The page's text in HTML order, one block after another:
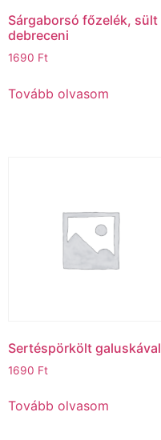
Sárgaborsó főzelék, sült
debreceni
1690 Ft
Tovább olvasom
Sertéspörkölt galuskával
1690 Ft
Tovább olvasom